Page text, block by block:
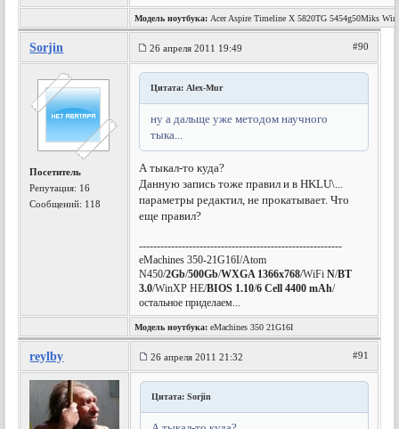
Модель ноутбука: Acer Aspire Timeline X 5820TG 5454g50Miks
Sorjin 26 апреля 2011 19:49 #90
Посетитель
Репутация: 16
Сообщений: 118
Цитата: Alex-Mur
ну а дальще уже методом научного
тыка...
А тыкал-то куда?
Данную запись тоже правил и в HKLU\...
параметры редактил, не прокатывает. Что
еще правил?
---------------------------------------------------------
eMachines 350-21G16I/Atom
N450/2Gb/500Gb/WXGA 1366x768/WiFiN/BT
3.0/WinXP HE/BIOS 1.10/6 Cell 4400 mAh/
остальное приделаем...
Модель ноутбука: eMachines 350 21G16I
reylby 26 апреля 2011 21:32 #91
Цитата: Sorjin